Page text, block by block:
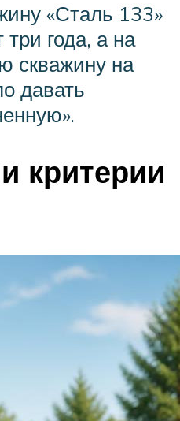
«Сталь 133»
года, а на
скважину на
давать
критерии